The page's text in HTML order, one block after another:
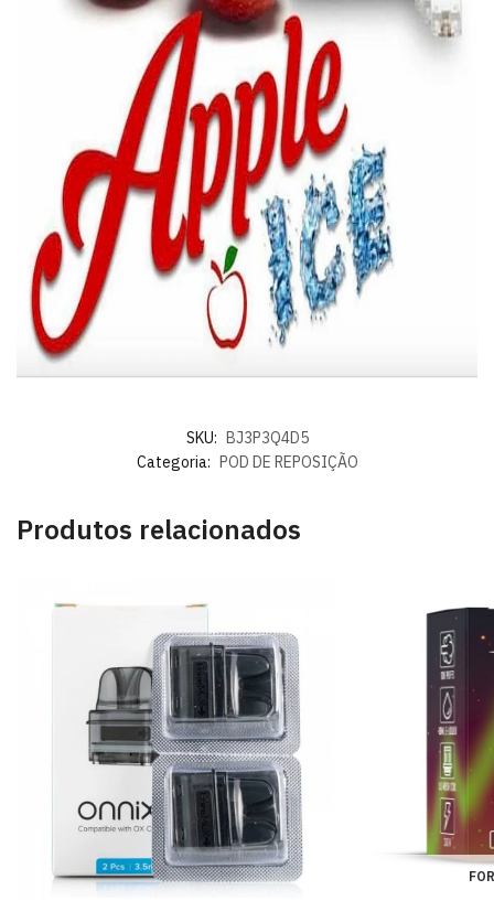
SKU: BJ3P3Q4D5
Categoria: POD DE REPOSIÇÃO
Produtos relacionados